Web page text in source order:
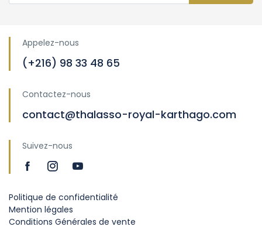
Appelez-nous
(+216) 98 33 48 65
Contactez-nous
contact@thalasso-royal-karthago.com
Suivez-nous
Politique de confidentialité
Mention légales
Conditions Générales de vente